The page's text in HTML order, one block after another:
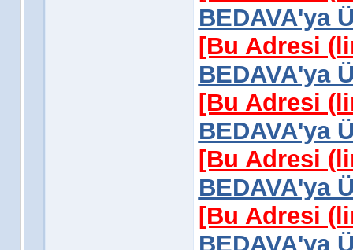
BEDAVA'ya
[Bu Adresi
BEDAVA'ya
[Bu Adresi
BEDAVA'ya
[Bu Adresi
BEDAVA'ya
[Bu Adresi
BEDAVA'ya